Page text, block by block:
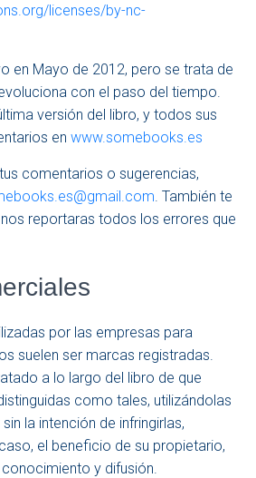
licenses/by-nc-
en Mayo de 2012, pero se trata de
con el paso del tiempo.
versión del libro, y todos sus
en www.somebooks.es
comentarios o sugerencias,
. También te
reportaras todos los errores que
por las empresas para
suelen ser marcas registradas.
a lo largo del libro de que
como tales, utilizándolas
la intención de infringirlas,
el beneficio de su propietario,
y difusión.